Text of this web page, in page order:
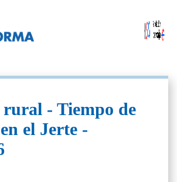
rural - Tiempo de
el Jerte -